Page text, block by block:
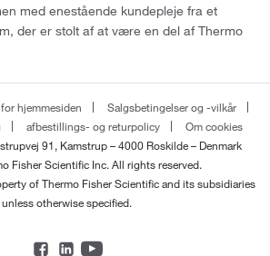
med enestående kundepleje fra et
der er stolt af at være en del af Thermo
hjemmesiden
Salgsbetingelser og -vilkår
afbestillings- og returpolicy
Om cookies
91, Kamstrup – 4000 Roskilde – Denmark
Fisher Scientific Inc. All rights reserved.
of Thermo Fisher Scientific and its subsidiaries
unless otherwise specified.